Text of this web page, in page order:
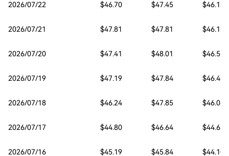
2026/07/22 $46.70 $47.45 $46.12
2026/07/21 $47.81 $47.81 $46.13
2026/07/20 $47.41 $48.01 $46.55
2026/07/19 $47.19 $47.84 $46.43
2026/07/18 $46.24 $47.85 $46.06
2026/07/17 $44.80 $46.64 $44.62
2026/07/16 $45.19 $45.84 $44.10